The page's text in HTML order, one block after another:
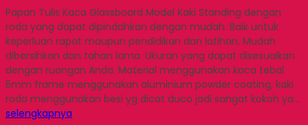
Papan Tulis Kaca Glassboard Model Kaki Standing dengan
roda yang dapat dipindahkan dengan mudah. Baik untuk
keperluan rapat maupun pendidikan dan latihan. Mudah
dibersihkan dan tahan lama. Ukuran yang dapat disesuaikan
dengan ruangan Anda. Material menggunakan kaca tebal
5mm frame menggunakan aluminium powder coating, kaki
roda menggunakan besi yg dicat duco jadi sangat kokoh ya…
selengkapnya